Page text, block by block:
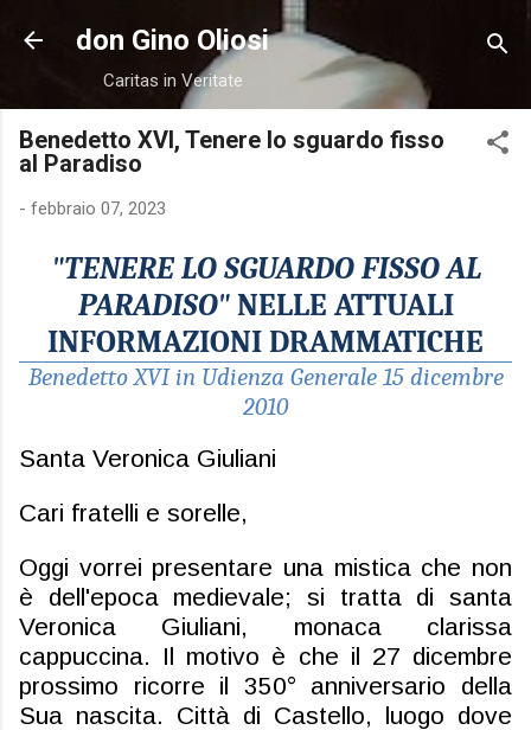
Passa ai contenuti principali
don Gino Oliosi
Caritas in Veritate
Benedetto XVI, Tenere lo sguardo fisso
al Paradiso
- febbraio 07, 2023
"TENERE LO SGUARDO FISSO AL
PARADISO"NELLE ATTUALI
INFORMAZIONI DRAMMATICHE
Benedetto XVI in Udienza Generale 15 dicembre
2010
Santa Veronica Giuliani
Cari fratelli e sorelle,
Oggi vorrei presentare una mistica che non
è dell'epoca medievale; si tratta di santa
Veronica Giuliani, monaca clarissa
cappuccina. Il motivo è che il 27 dicembre
prossimo ricorre il 350° anniversario della
Sua nascita. Città di Castello, luogo dove